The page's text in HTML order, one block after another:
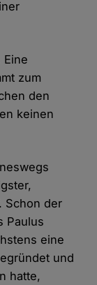
Eine
zum
den
keinen
Schon der
Paulus
eine
und
hatte,